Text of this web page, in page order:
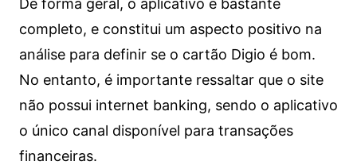
De forma geral, o aplicativo é bastante
completo, e constitui um aspecto positivo na
análise para definir se o cartão Digio é bom.
No entanto, é importante ressaltar que o site
não possui internet banking, sendo o aplicativo
o único canal disponível para transações
financeiras.